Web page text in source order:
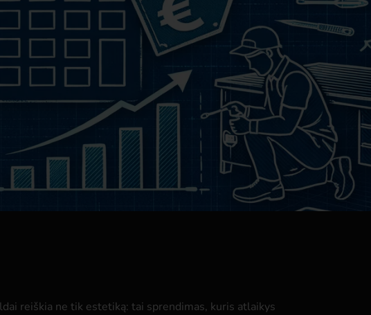
reiškia ne tik estetiką: tai sprendimas, kuris atlaikys